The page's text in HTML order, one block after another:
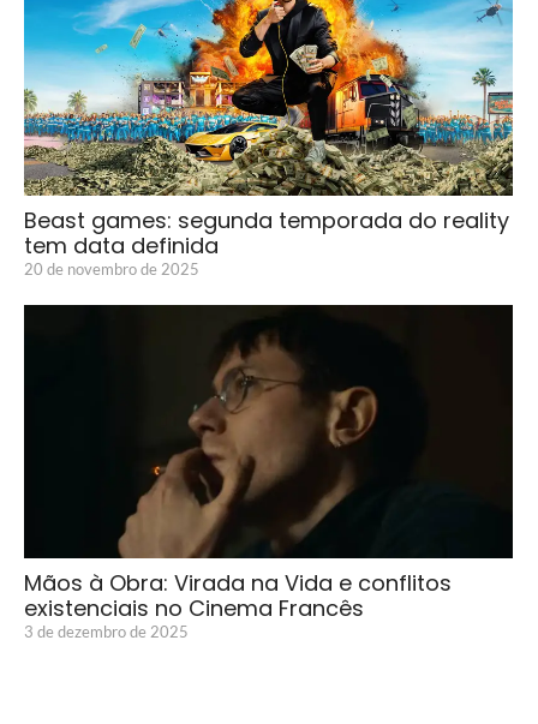
Beast games: segunda temporada do reality
tem data definida
20 de novembro de 2025
Mãos à Obra: Virada na Vida e conflitos
existenciais no Cinema Francês
3 de dezembro de 2025